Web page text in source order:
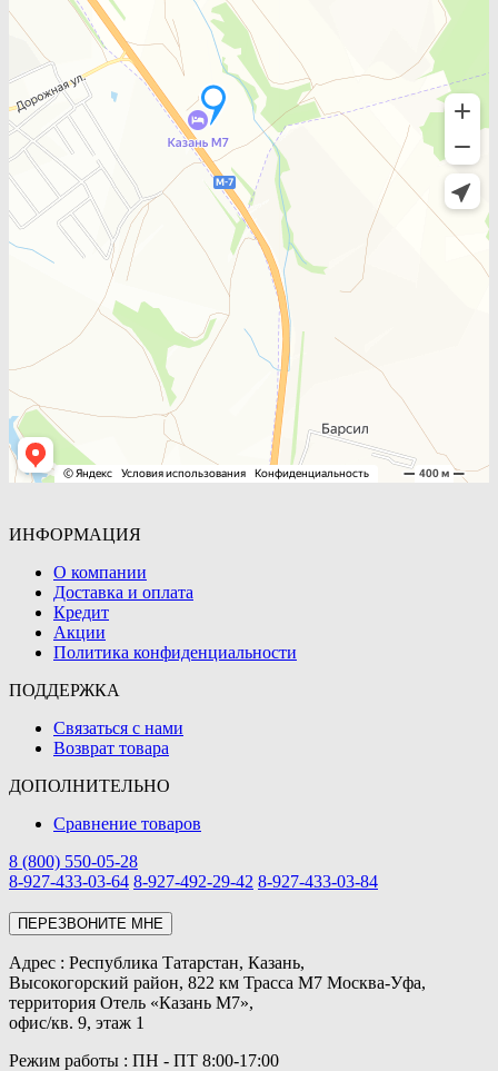
ИНФОРМАЦИЯ
О компании
Доставка и оплата
Кредит
Акции
Политика конфиденциальности
ПОДДЕРЖКА
Связаться с нами
Возврат товара
ДОПОЛНИТЕЛЬНО
Сравнение товаров
8 (800) 550-05-28
8-927-433-03-64 8-927-492-29-42 8-927-433-03-84
ПЕРЕЗВОНИТЕ МНЕ
Адреc : Республика Татарстан, Казань,
Высокогорский район, 822 км Трасса М7 Москва-Уфа,
территория Отель «Казань М7»,
офис/кв. 9, этаж 1
Режим работы : ПН - ПТ 8:00-17:00